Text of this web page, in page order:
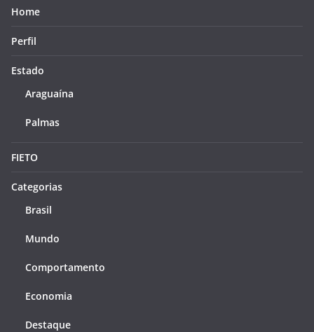
Home
Perfil
Estado
Araguaína
Palmas
FIETO
Categorias
Brasil
Mundo
Comportamento
Economia
Destaque